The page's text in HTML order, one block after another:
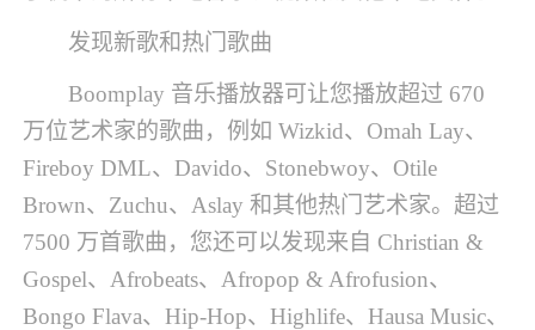
发现新歌和热门歌曲
Boomplay 音乐播放器可让您播放超过 670
万位艺术家的歌曲，例如 Wizkid、Omah Lay、
Fireboy DML、Davido、Stonebwoy、Otile
Brown、Zuchu、Aslay 和其他热门艺术家。超过
7500 万首歌曲，您还可以发现来自 Christian &
Gospel、Afrobeats、Afropop & Afrofusion、
Bongo Flava、Hip-Hop、Highlife、Hausa Music、